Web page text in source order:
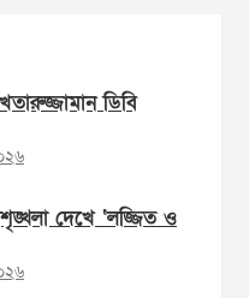
ডিবি
দেখে ‘লজ্জিত ও